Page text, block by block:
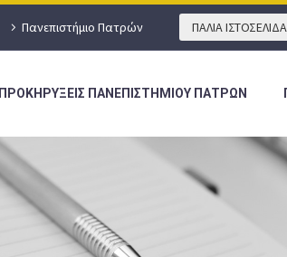
Πανεπιστήμιο Πατρών ΠΑΛΙΑ ΙΣΤΟΣΕΛΙΔΑ
ΠΡΟΚΗΡΥΞΕΙΣ ΠΑΝΕΠΙΣΤΗΜΙΟΥ ΠΑΤΡΩΝ